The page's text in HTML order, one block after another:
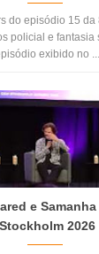
do episódio 15 da
policial e fantasia
exibido no ...
e
Stockholm 2026